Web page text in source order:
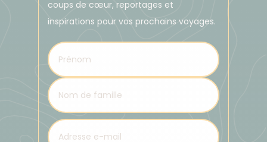
beaucoup moins dans les régions reculées que nous
explorons. Prévoyez donc une réserve d'argent
liquide pour vos dépenses personnelles, vos boissons
et les pourboires des équipes locales.
Pourboires
Il s'agit d'une pratique usuelle et non obligatoire. En
fonction de votre satisfaction à la fin de votre
coups de cœur, reportages et
inspirations pour vos prochains voyages.